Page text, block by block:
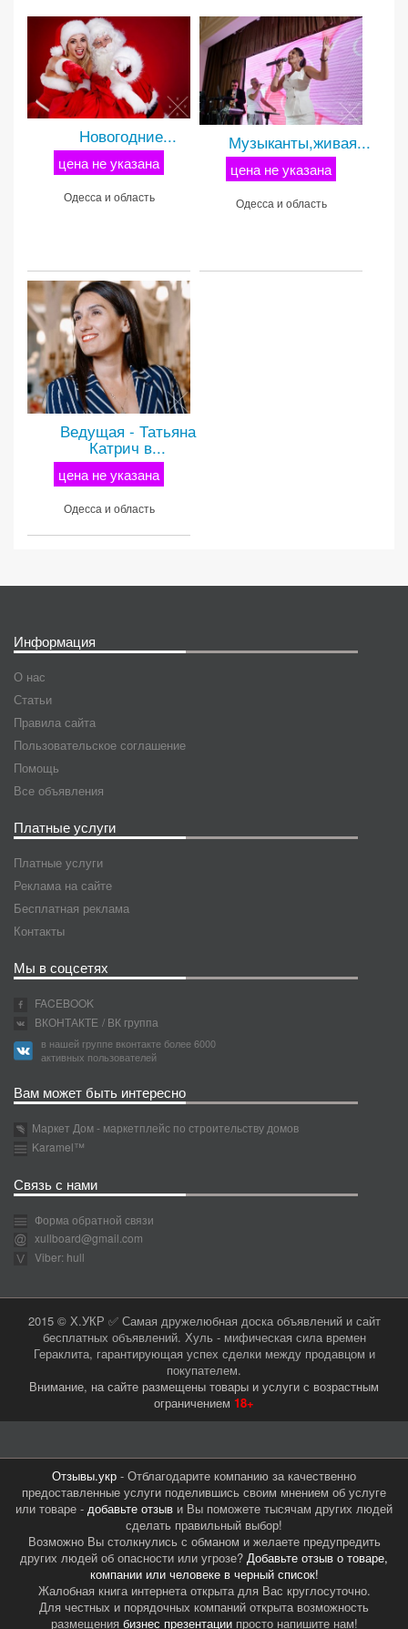
Новогодние...
цена не указана
Одесса и область
Музыканты,живая...
цена не указана
Одесса и область
Ведущая - Татьяна
Катрич в...
цена не указана
Одесса и область
Информация
О нас
Статьи
Правила сайта
Пользовательское соглашение
Помощь
Все объявления
Платные услуги
Платные услуги
Реклама на сайте
Бесплатная реклама
Контакты
Мы в соцсетях
FACEBOOK
ВКОНТАКТЕ / ВК группа
в нашей группе вконтакте более 6000
активных пользователей
Вам может быть интересно
Маркет Дом - маркетплейс по строительству домов
Karamel™
Связь с нами
Форма обратной связи
xullboard@gmail.com
Viber: hull
2015 © Х.УКР ✅ Самая дружелюбная доска объявлений и сайт
бесплатных объявлений. Хуль - мифическая сила времен
Гераклита, гарантирующая успех сделки между продавцом и
покупателем.
Внимание, на сайте размещены товары и услуги с возрастным
ограничением 18+
Отзывы.укр - Отблагодарите компанию за качественно
предоставленные услуги поделившись своим мнением об услуге
или товаре - добавьте отзыв и Вы поможете тысячам других людей
сделать правильный выбор!
Возможно Вы столкнулись с обманом и желаете предупредить
других людей об опасности или угрозе? Добавьте отзыв о товаре,
компании или человеке в черный список!
Жалобная книга интернета открыта для Вас круглосуточно.
Для честных и порядочных компаний открыта возможность
размещения бизнес презентациипросто напишите нам!